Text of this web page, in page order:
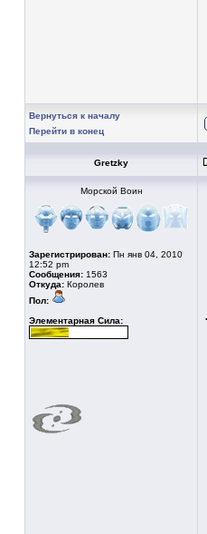
Вернуться к началу
Перейти в конец
Gretzky
Морской Воин
Зарегистрирован: Пн янв 04, 2010
12:52 pm
Сообщения: 1563
Откуда: Королев
Пол:
Элементарная Сила: